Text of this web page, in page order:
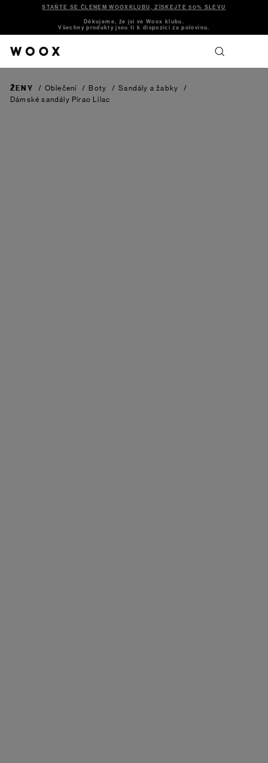
STAŇTE SE ČLENEM WOOXKLUBU, ZÍSKEJTE 50% SLEVU
Děkujeme, že jsi ve Woox klubu.
Všechny produkty jsou ti k dispozici za polovinu.
ŽENY / Oblečení / Boty / Sandály a žabky
/
Dámské sandály Pirao Lilac